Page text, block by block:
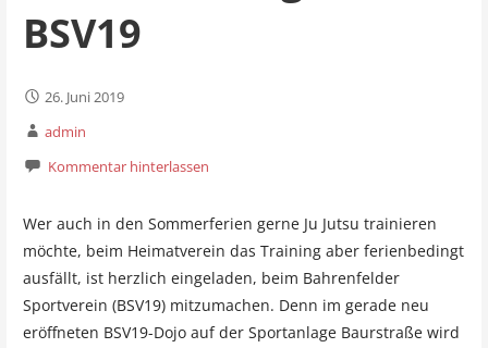
BSV19
26. Juni 2019
admin
Kommentar hinterlassen
Wer auch in den Sommerferien gerne Ju Jutsu trainieren
möchte, beim Heimatverein das Training aber ferienbedingt
ausfällt, ist herzlich eingeladen, beim Bahrenfelder
Sportverein (BSV19) mitzumachen. Denn im gerade neu
eröffneten BSV19-Dojo auf der Sportanlage Baurstraße wird